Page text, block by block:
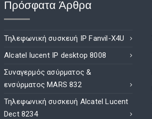
Πρόσφατα Άρθρα
Τηλεφωνική συσκευή IP Fanvil-X4U
Alcatel lucent IP desktop 8008
Συναγερμός ασύρματος &
ενσύρματος MARS 832
Τηλεφωνική συσκευή Alcatel Lucent
Dect 8234